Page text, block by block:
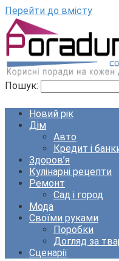
Перейти до вмісту
Пошук:
Новий рік
Дім
Авто
Кредит і
Здоров’я
Кулінарні рецепти
Ремонт
Сад і город
Мода
Своїми руками
Поробки
Догляд за
Сценарії